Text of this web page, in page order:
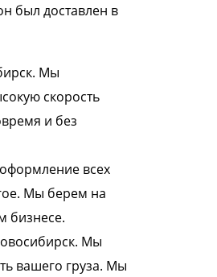
был доставлен в
Мы
скорость
и без
всех
Мы берем на
бизнесе.
Мы
вашего груза. Мы